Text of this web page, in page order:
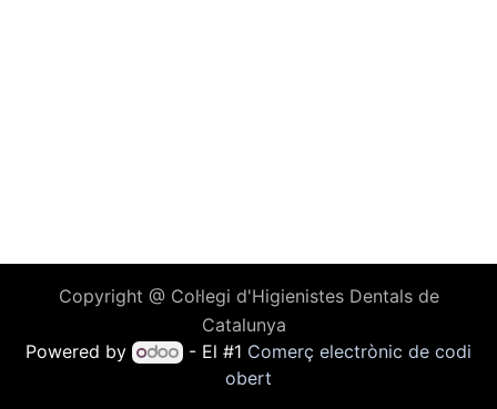
Copyright @ Col·legi d'Higienistes Dentals de
Catalunya
Powered by
- El #1 Comerç electrònic de codi
obert